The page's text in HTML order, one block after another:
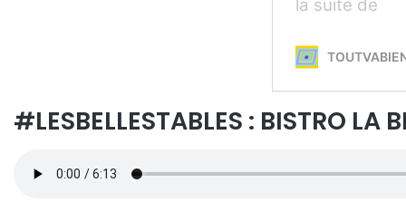
#LESBELLESTABLES : BISTRO LA